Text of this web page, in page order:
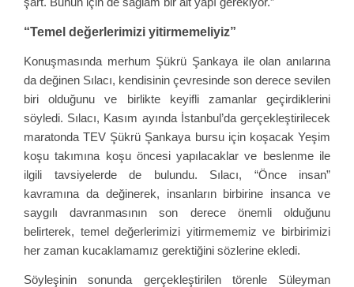
“Temel değerlerimizi yitirmemeliyiz”
Konuşmasında merhum Şükrü Şankaya ile olan anılarına
da değinen Sılacı, kendisinin çevresinde son derece sevilen
biri olduğunu ve birlikte keyifli zamanlar geçirdiklerini
söyledi. Sılacı, Kasım ayında İstanbul’da gerçekleştirilecek
maratonda TEV Şükrü Şankaya bursu için koşacak Yeşim
koşu takımına koşu öncesi yapılacaklar ve beslenme ile
ilgili tavsiyelerde de bulundu. Sılacı, “Önce insan”
kavramına da değinerek, insanların birbirine insanca ve
saygılı davranmasının son derece önemli olduğunu
belirterek, temel değerlerimizi yitirmememiz ve birbirimizi
her zaman kucaklamamız gerektiğini sözlerine ekledi.
Söyleşinin sonunda gerçekleştirilen törenle Süleyman